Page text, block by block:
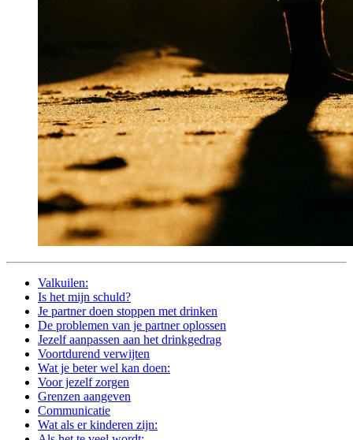
Valkuilen:
Is het mijn schuld?
Je partner doen stoppen met drinken
De problemen van je partner oplossen
Jezelf aanpassen aan het drinkgedrag
Voortdurend verwijten
Wat je beter wel kan doen:
Voor jezelf zorgen
Grenzen aangeven
Communicatie
Wat als er kinderen zijn: